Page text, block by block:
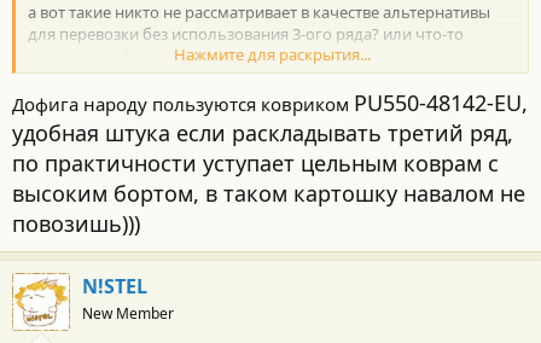
а вот такие никто не рассматривает в качестве альтернативы
для перевозки без использования 3-ого ряда? или что-то
похожее но более адекватное по цене
http://www.weathertech-accessories....ghlander-2014/kovrik-
bagazhnika/chernyij.html
Нажмите для раскрытия...
Дофига народу пользуются ковриком PU550-48142-EU,
удобная штука если раскладывать третий ряд,
по практичности уступает цельным коврам с
высоким бортом, в таком картошку навалом не
повозишь)))
N!STEL
New Member